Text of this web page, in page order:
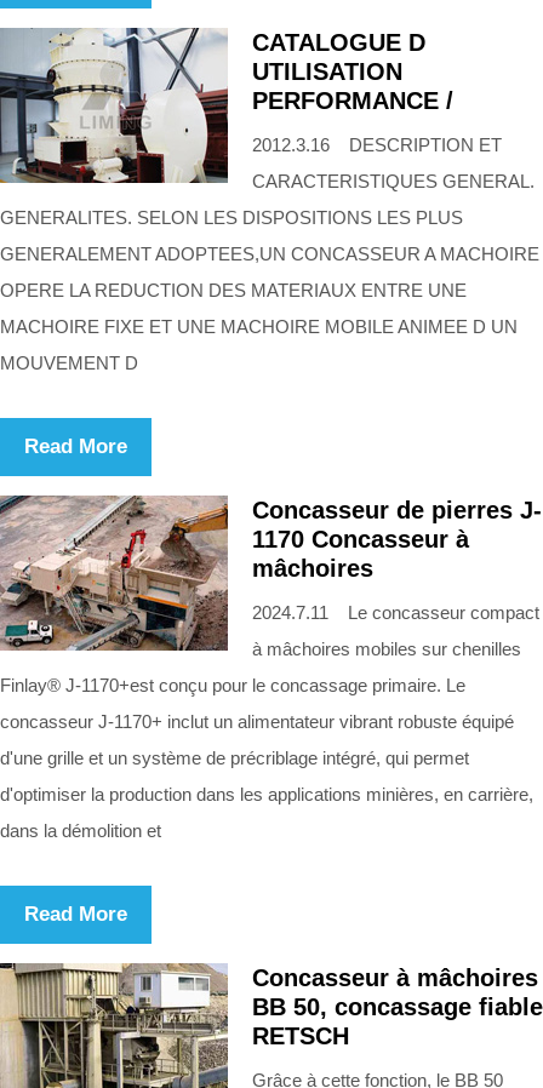
CATALOGUE D
UTILISATION
PERFORMANCE /
2012.3.16 DESCRIPTION ET
CARACTERISTIQUES GENERAL.
GENERALITES. SELON LES DISPOSITIONS LES PLUS
GENERALEMENT ADOPTEES,UN CONCASSEUR A MACHOIRE
OPERE LA REDUCTION DES MATERIAUX ENTRE UNE
MACHOIRE FIXE ET UNE MACHOIRE MOBILE ANIMEE D UN
MOUVEMENT D
Read More
Concasseur de pierres J-
1170 Concasseur à
mâchoires
2024.7.11 Le concasseur compact
à mâchoires mobiles sur chenilles
Finlay® J-1170+est conçu pour le concassage primaire. Le
concasseur J-1170+ inclut un alimentateur vibrant robuste équipé
d'une grille et un système de précriblage intégré, qui permet
d'optimiser la production dans les applications minières, en carrière,
dans la démolition et
Read More
Concasseur à mâchoires
BB 50, concassage fiable
RETSCH
Grâce à cette fonction, le BB 50